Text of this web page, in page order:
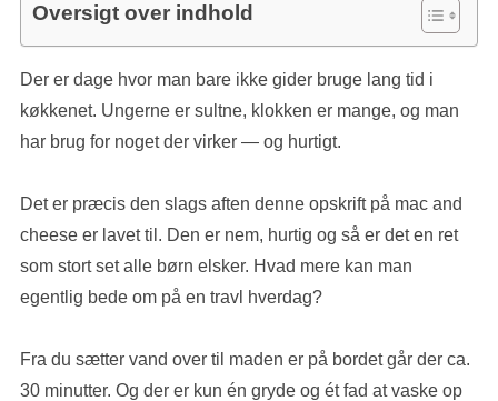
Oversigt over indhold
Der er dage hvor man bare ikke gider bruge lang tid i
køkkenet. Ungerne er sultne, klokken er mange, og man
har brug for noget der virker — og hurtigt.
Det er præcis den slags aften denne opskrift på mac and
cheese er lavet til. Den er nem, hurtig og så er det en ret
som stort set alle børn elsker. Hvad mere kan man
egentlig bede om på en travl hverdag?
Fra du sætter vand over til maden er på bordet går der ca.
30 minutter. Og der er kun én gryde og ét fad at vaske op